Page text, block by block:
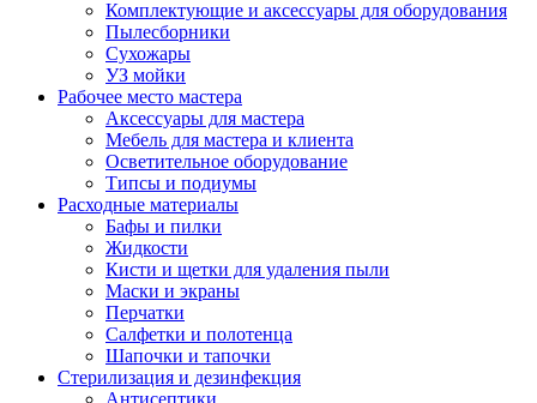
Комплектующие и аксессуары для оборудования
Пылесборники
Сухожары
УЗ мойки
Рабочее место мастера
Аксессуары для мастера
Мебель для мастера и клиента
Осветительное оборудование
Типсы и подиумы
Расходные материалы
Бафы и пилки
Жидкости
Кисти и щетки для удаления пыли
Маски и экраны
Перчатки
Салфетки и полотенца
Шапочки и тапочки
Стерилизация и дезинфекция
Антисептики